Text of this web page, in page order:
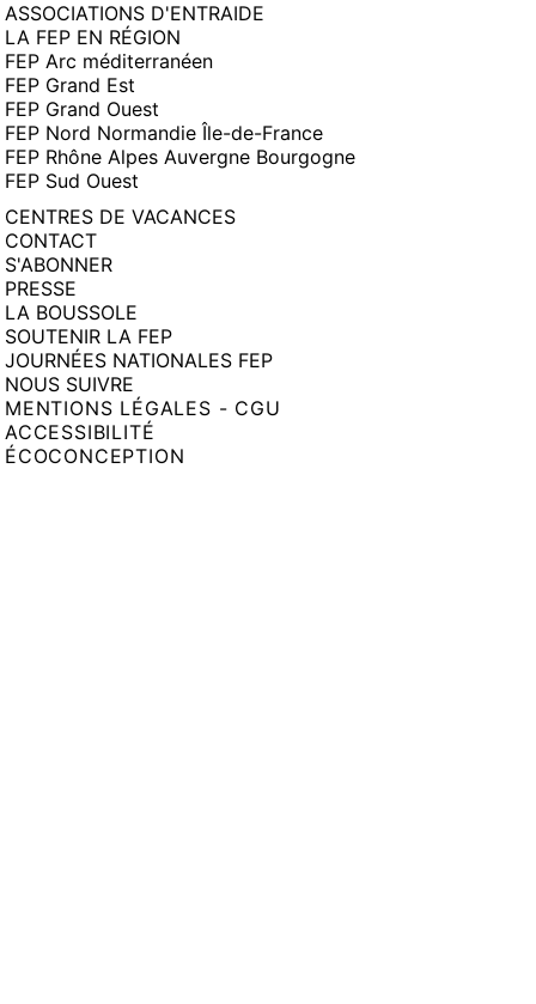
ASSOCIATIONS D'ENTRAIDE
LA FEP EN RÉGION
FEP Arc méditerranéen
FEP Grand Est
FEP Grand Ouest
FEP Nord Normandie Île-de-France
FEP Rhône Alpes Auvergne Bourgogne
FEP Sud Ouest
CENTRES DE VACANCES
CONTACT
S'ABONNER
PRESSE
LA BOUSSOLE
SOUTENIR LA FEP
JOURNÉES NATIONALES FEP
NOUS SUIVRE
MENTIONS LÉGALES - CGU
ACCESSIBILITÉ
ÉCOCONCEPTION